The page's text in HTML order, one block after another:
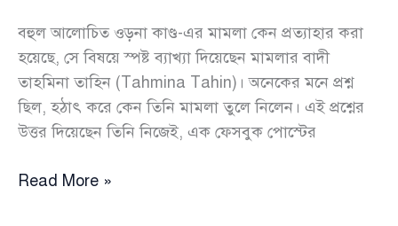
বহুল আলোচিত ওড়না কাণ্ড-এর মামলা কেন প্রত্যাহার করা
হয়েছে, সে বিষয়ে স্পষ্ট ব্যাখ্যা দিয়েছেন মামলার বাদী
তাহমিনা তাহিন (Tahmina Tahin)। অনেকের মনে প্রশ্ন
ছিল, হঠাৎ করে কেন তিনি মামলা তুলে নিলেন। এই প্রশ্নের
উত্তর দিয়েছেন তিনি নিজেই, এক ফেসবুক পোস্টের
ওড়না
Read More »